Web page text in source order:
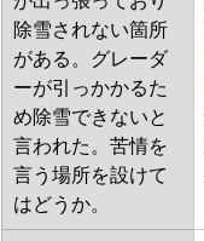
除雪されない箇所
がある。グレーダ
ーが引っかかるた
め除雪できないと
言われた。苦情を
言う場所を設けて
はどうか。